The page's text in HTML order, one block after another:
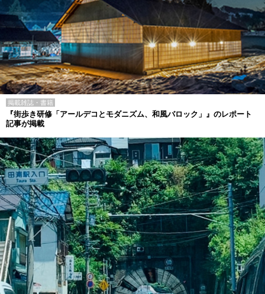
掲載雑誌・書籍
『街歩き研修「アールデコとモダニズム、和風バロック」』のレポート
記事が掲載